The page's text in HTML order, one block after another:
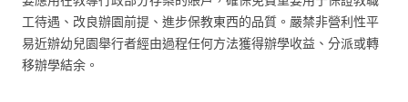
工待遇、改良辦園前提、進步保教東西的品質。嚴禁非營利性平
易近辦幼兒園舉行者經由過程任何方法獲得辦學收益、分派或轉
移辦學結余。